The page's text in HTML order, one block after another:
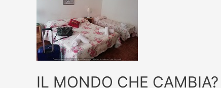
IL MONDO CHE